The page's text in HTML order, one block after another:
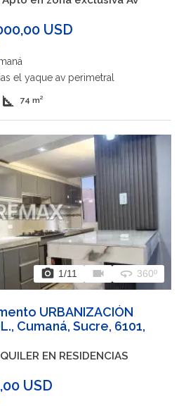
USD
el yaque av perimetral
square_foot 74 m²
photo_camera 1/11 videocam 360 360º
URBANIZACIÓN
Cumaná, Sucre, 6101,
EN RESIDENCIAS
USD